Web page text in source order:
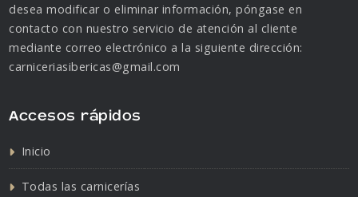
desea modificar o eliminar información, póngase en
contacto con nuestro servicio de atención al cliente
mediante correo electrónico a la siguiente dirección:
carniceriasibericas@gmail.com
Accesos rápidos
Inicio
Todas las carnicerías